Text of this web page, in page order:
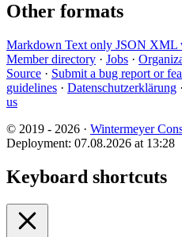
Other formats
Markdown Text only JSON XML
Member directory · Jobs ·
Source · Submit a bug report or
guidelines · Datenschutzerklärung ·
us
© 2019 - 2026 · Wintermeyer
Deployment: 07.08.2026 at 13:28
Keyboard shortcuts